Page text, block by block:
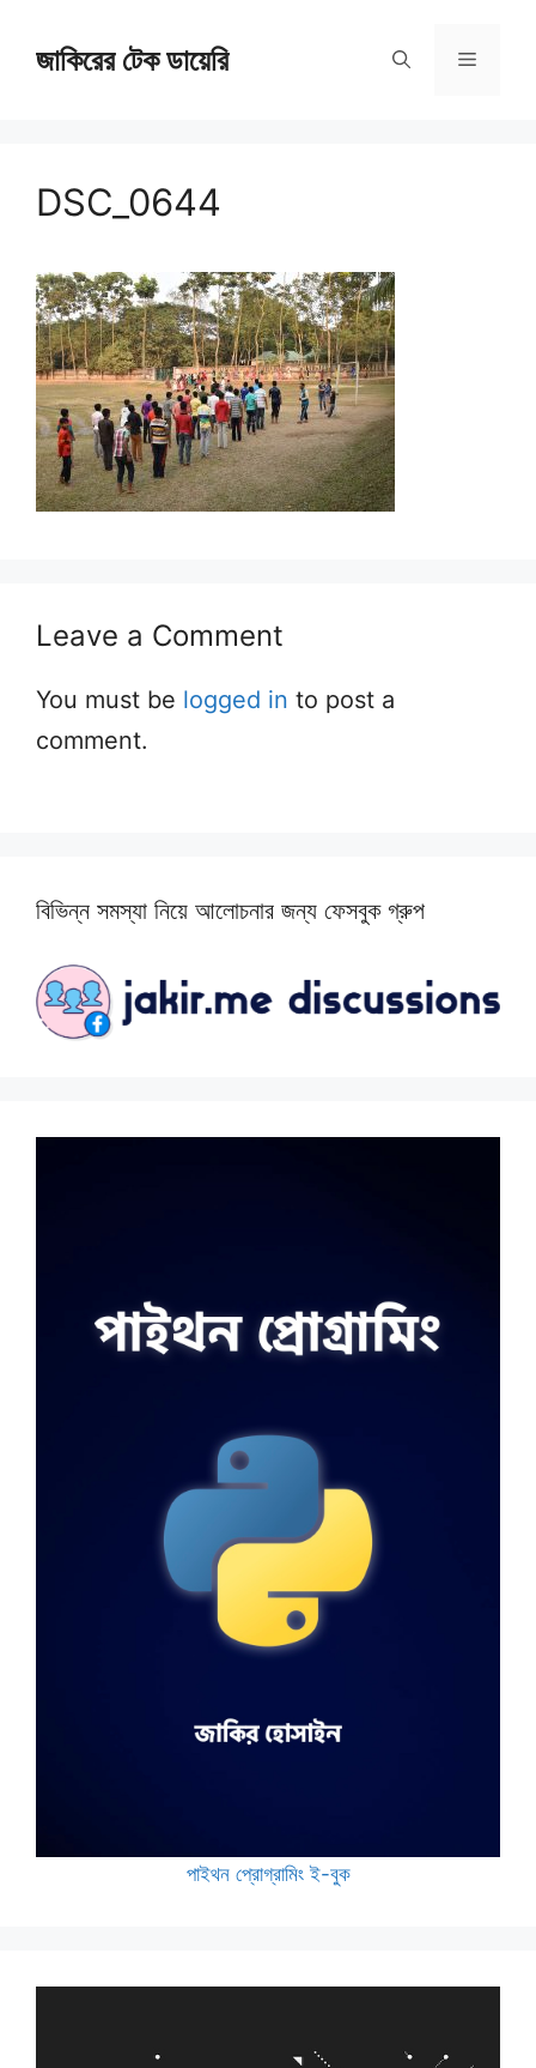
জাকিরের টেক ডায়েরি Menu
DSC_0644
Leave a Comment
You must be logged in to post a
comment.
বিভিন্ন সমস্যা নিয়ে আলোচনার জন্য ফেসবুক গ্রুপ
পাইথন প্রোগ্রামিং ই-বুক